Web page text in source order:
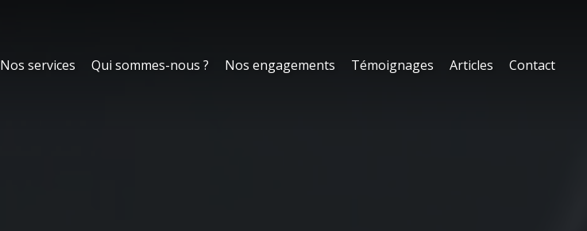
Nos services Qui sommes-nous ? Nos engagements Témoignages Articles Contact